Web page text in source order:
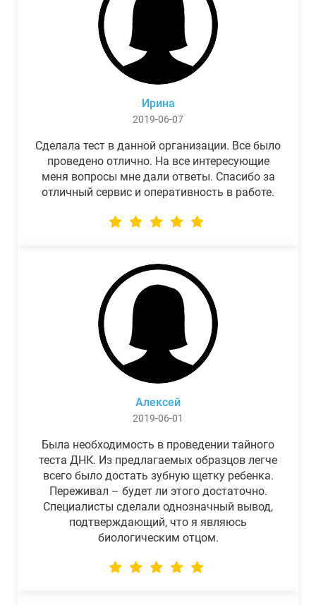
Ирина
2019-06-07
Сделала тест в данной организации. Все было
проведено отлично. На все интересующие
меня вопросы мне дали ответы. Спасибо за
отличный сервис и оперативность в работе.
Алексей
2019-06-01
Была необходимость в проведении тайного
теста ДНК. Из предлагаемых образцов легче
всего было достать зубную щетку ребенка.
Переживал – будет ли этого достаточно.
Специалисты сделали однозначный вывод,
подтверждающий, что я являюсь
биологическим отцом.